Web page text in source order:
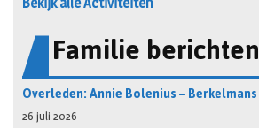
Bekijk alle Activiteiten
Familie berichten
Overleden: Annie Bolenius – Berkelmans
26 juli 2026